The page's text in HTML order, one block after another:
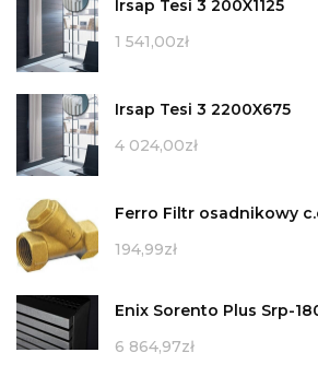
Irsap Tesi 3 200X1125
1 541,00zł
Irsap Tesi 3 2200X675
4 024,00zł
Ferro Filtr osadnikowy
194,99zł
Enix Sorento Plus Srp-
6 864,97zł